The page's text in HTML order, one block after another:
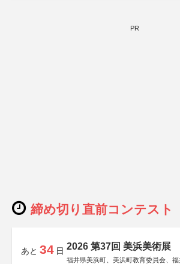
PR
締め切り直前コンテスト
あと 34 日 2026 第37回 美浜美術展
福井県美浜町、美浜町教育委員会、